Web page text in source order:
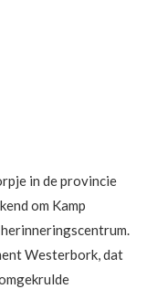
in de provincie
om Kamp
Westerbork, dat